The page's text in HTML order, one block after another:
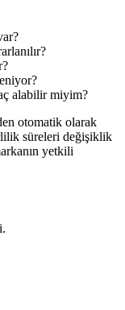
alabilir miyim?
otomatik olarak
süreleri değişiklik
yetkili